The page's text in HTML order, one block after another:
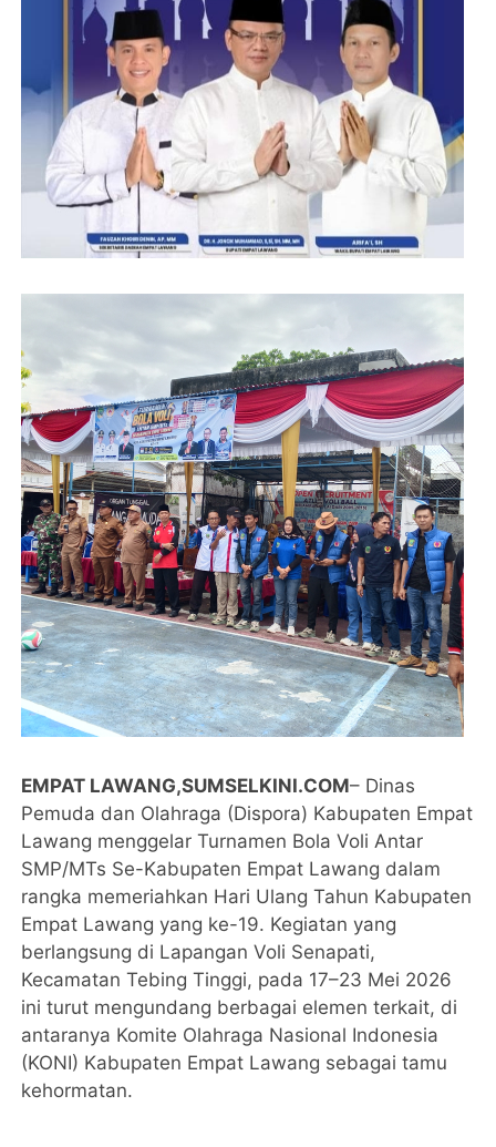
EMPAT LAWANG,SUMSELKINI.COM– Dinas
Pemuda dan Olahraga (Dispora) Kabupaten Empat
Lawang menggelar Turnamen Bola Voli Antar
SMP/MTs Se-Kabupaten Empat Lawang dalam
rangka memeriahkan Hari Ulang Tahun Kabupaten
Empat Lawang yang ke-19. Kegiatan yang
berlangsung di Lapangan Voli Senapati,
Kecamatan Tebing Tinggi, pada 17–23 Mei 2026
ini turut mengundang berbagai elemen terkait, di
antaranya Komite Olahraga Nasional Indonesia
(KONI) Kabupaten Empat Lawang sebagai tamu
kehormatan.